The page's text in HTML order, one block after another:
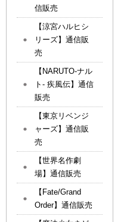
信販売
【涼宮ハルヒシ
リーズ】通信販
売
【NARUTO-ナル
ト- 疾風伝】通信
販売
【東京リベンジ
ャーズ】通信販
売
【世界名作劇
場】通信販売
【Fate/Grand
Order】通信販売